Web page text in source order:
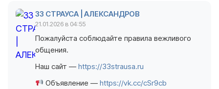
33 СТРАУСА | АЛЕКСАНДРОВ
21.01.2026 в 04:55
Пожалуйста соблюдайте правила вежливого
общения.
Наш сайт — https://33strausa.ru
Объявление —https://vk.cc/cSr9cb